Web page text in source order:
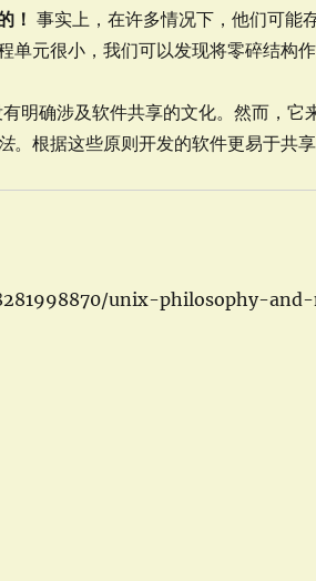
！ 事实上，在许多情况下，他们可能
单元很小，我们可以发现将零碎结构
明确涉及软件共享的文化。然而，它
。根据这些原则开发的软件更易于共
unix-philosophy-and-